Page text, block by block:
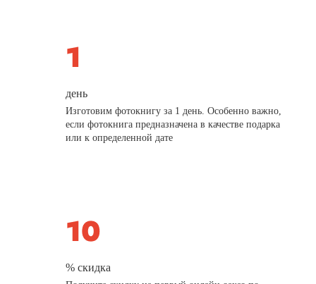
день
Изготовим фотокнигу за 1 день. Особенно важно,
если фотокнига предназначена в качестве подарка
или к определенной дате
% скидка